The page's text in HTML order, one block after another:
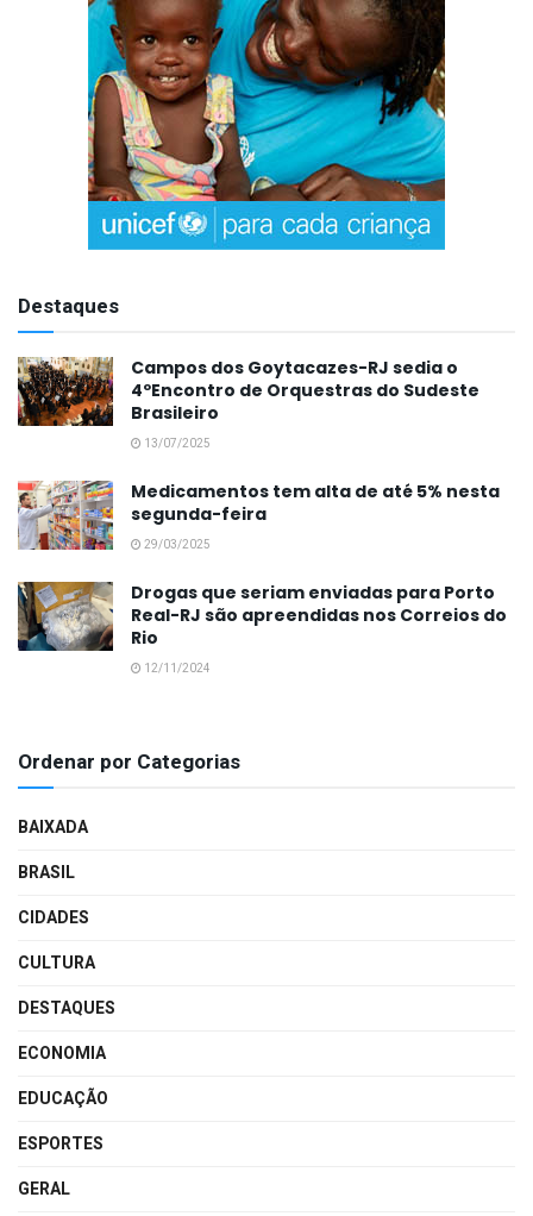
Destaques
Campos dos Goytacazes-RJ sedia o
4ºEncontro de Orquestras do Sudeste
Brasileiro
13/07/2025
Medicamentos tem alta de até 5% nesta
segunda-feira
29/03/2025
Drogas que seriam enviadas para Porto
Real-RJ são apreendidas nos Correios do
Rio
12/11/2024
Ordenar por Categorias
BAIXADA
BRASIL
CIDADES
CULTURA
DESTAQUES
ECONOMIA
EDUCAÇÃO
ESPORTES
GERAL